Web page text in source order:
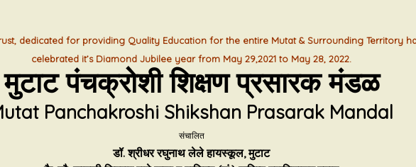
dedicated for providing Quality Education for the entire Mutat & Surrounding Territory
celebrated it’s Diamond Jubilee year from May 29,2021 to May 28, 2022.
मुटाट पंचक्रोशी शिक्षण प्रसारक मंडळ
Panchakroshi Shikshan Prasarak Mandal
संचालित
डॉ. श्रीधर रघुनाथ लेले हायस्कूल, मुटाट